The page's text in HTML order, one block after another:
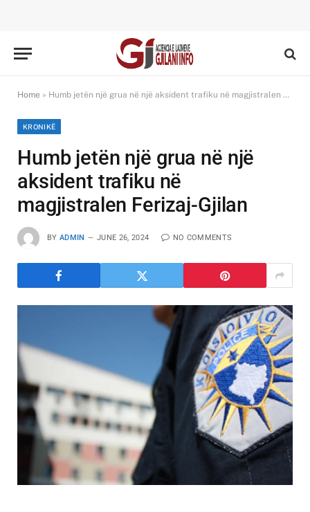
Home » Humb jetën një grua në një aksident trafiku në magjistralen Ferizaj-Gjilan
KRONIKË
Humb jetën një grua në një
aksident trafiku në
magjistralen Ferizaj-Gjilan
BY ADMIN JUNE 26, 2024 NO COMMENTS